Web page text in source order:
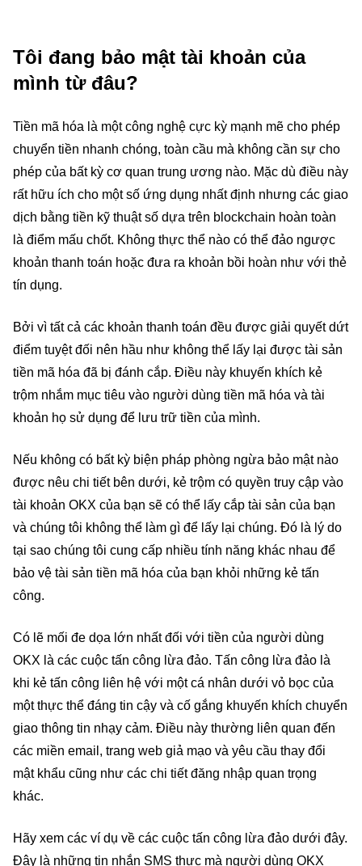
Tôi đang bảo mật tài khoản của
mình từ đâu?
Tiền mã hóa là một công nghệ cực kỳ mạnh mẽ cho phép
chuyển tiền nhanh chóng, toàn cầu mà không cần sự cho
phép của bất kỳ cơ quan trung ương nào. Mặc dù điều này
rất hữu ích cho một số ứng dụng nhất định nhưng các giao
dịch bằng tiền kỹ thuật số dựa trên blockchain hoàn toàn
là điểm mấu chốt. Không thực thể nào có thể đảo ngược
khoản thanh toán hoặc đưa ra khoản bồi hoàn như với thẻ
tín dụng.
Bởi vì tất cả các khoản thanh toán đều được giải quyết dứt
điểm tuyệt đối nên hầu như không thể lấy lại được tài sản
tiền mã hóa đã bị đánh cắp. Điều này khuyến khích kẻ
trộm nhắm mục tiêu vào người dùng tiền mã hóa và tài
khoản họ sử dụng để lưu trữ tiền của mình.
Nếu không có bất kỳ biện pháp phòng ngừa bảo mật nào
được nêu chi tiết bên dưới, kẻ trộm có quyền truy cập vào
tài khoản OKX của bạn sẽ có thể lấy cắp tài sản của bạn
và chúng tôi không thể làm gì để lấy lại chúng. Đó là lý do
tại sao chúng tôi cung cấp nhiều tính năng khác nhau để
bảo vệ tài sản tiền mã hóa của bạn khỏi những kẻ tấn
công.
Có lẽ mối đe dọa lớn nhất đối với tiền của người dùng
OKX là các cuộc tấn công lừa đảo. Tấn công lừa đảo là
khi kẻ tấn công liên hệ với một cá nhân dưới vỏ bọc của
một thực thể đáng tin cậy và cố gắng khuyến khích chuyển
giao thông tin nhạy cảm. Điều này thường liên quan đến
các miền email, trang web giả mạo và yêu cầu thay đổi
mật khẩu cũng như các chi tiết đăng nhập quan trọng
khác.
Hãy xem các ví dụ về các cuộc tấn công lừa đảo dưới đây.
Đây là những tin nhắn SMS thực mà người dùng OKX